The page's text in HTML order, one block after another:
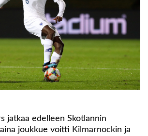
jatkaa edelleen Skotlannin
joukkue voitti Kilmarnockin ja